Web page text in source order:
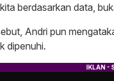
berdasarkan data,
Andri pun
dipenuhi.